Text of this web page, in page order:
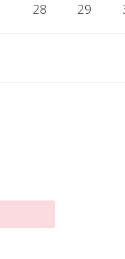
28 29